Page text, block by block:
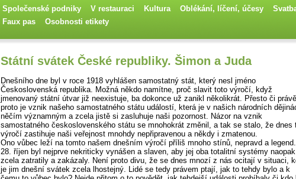
Společenské podniky V restauraci Kultura Oblékání, líčení, účesy
Faux pas
Osobnosti etikety
Státní svátek České republiky. Šimon a Juda
Dnešního dne byl v roce 1918 vyhlášen samostatný stát, který nesl jméno
Československá republika. Možná někdo namítne, proč slavit toto výročí, když
jmenovaný státní útvar již neexistuje, ba dokonce už zanikl několikrát. Přesto či právě
proto je vznik našeho samostatného státu událostí, která je v našich národních
něčím významným a zcela jistě si zasluhuje naši pozornost. Názor na vznik
samostatného československého státu se mnohokrát změnil, a tak se stalo, že dnes
výročí zastihuje naši veřejnost mnohdy nepřipravenou a někdy i zmatenou.
Ono vůbec leží na tomto našem dnešním výročí příliš mnoho stínů, nepravd a legend.
28. říjen byl nejprve nekriticky vynášen a slaven, aby jej oba totalitní systémy naopak
zcela zatratily a zakázaly. Není proto divu, že se dnes mnozí z nás ocitají v situaci,
je jim dnešní svátek zcela lhostejný. Lidé se tedy právem ptají, jak to tehdy bylo a k